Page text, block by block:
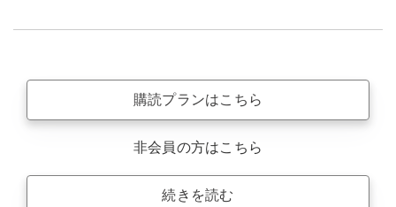
購読プランはこちら
非会員の方はこちら
続きを読む